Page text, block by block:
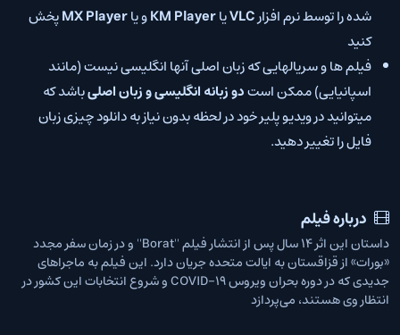
شده را توسط نرم افزارVLCیاKM Playerو یاMX Playerپخش
کنید
فیلم ها و سریالهایی که زبان اصلی آنها انگلیسی نیست (مانند
اسپانیایی) ممکن استدو زبانه انگلیسی و زبان اصلیباشد که
میتوانید در ویدیو پلیر خود در لحظه بدون نیاز به دانلود چیزی زبان
فایل را تغییر دهید.
درباره فیلم
داستان این اثر 14 سال پس از انتشار فیلم ''Borat'' و در زمان سفر مجدد
«بورات» از قزاقستان به ایالت متحده جریان دارد. این فیلم به ماجراهای
جدیدی که در دوره بحران ویروس COVID-19 و شروع انتخابات این کشور در
انتظار وی هستند، می‌پردازد